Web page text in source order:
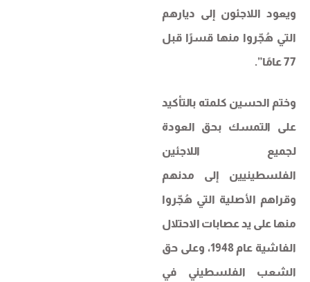
ويعود اللاجئون إلى ديارهم
التي هُجّروا منها قسرًا قبل
وختم الحسين كلمته بالتأكيد
على التمسك بحق العودة
لجميع اللاجئين
الفلسطينيين إلى مدنهم
وقراهم الأصلية التي هُجّروا
منها على يد عصابات الاحتلال
الفاشية عام 1948، وعلى حق
الشعب الفلسطيني في